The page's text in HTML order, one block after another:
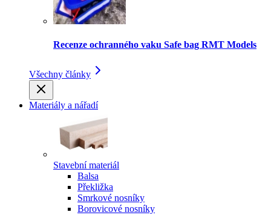
Recenze ochranného vaku Safe bag RMT Models
Všechny články
Materiály a nářadí
Stavební materiál
Balsa
Překližka
Smrkové nosníky
Borovicové nosníky